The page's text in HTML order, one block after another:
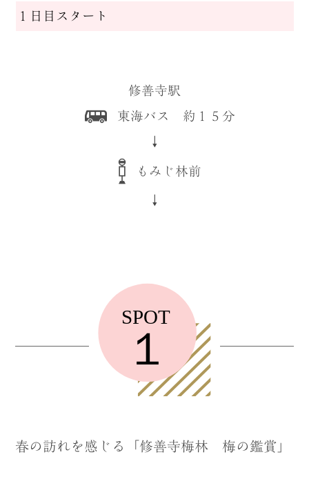
１日目スタート
修善寺駅
東海バス 約１５分
↓
もみじ林前
↓
春の訪れを感じる「修善寺梅林 梅の鑑賞」